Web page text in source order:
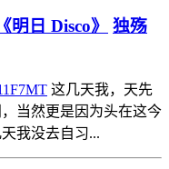
日 Disco》
独殇
这几天我，天先
当然更是因为头在这今
我没去自习...